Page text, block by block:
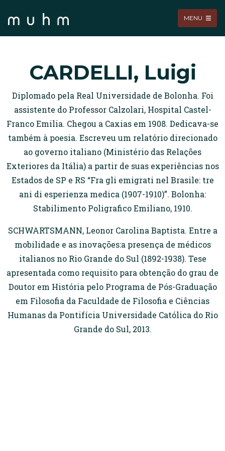
MENU
CARDELLI, Luigi
Diplomado pela Real Universidade de Bolonha. Foi
assistente do Professor Calzolari, Hospital Castel-
Franco Emilia. Chegou a Caxias em 1908. Dedicava-se
também à poesia. Escreveu um relatório direcionado
ao governo italiano (Ministério das Relações
Exteriores da Itália) a partir de suas experiências nos
Estados de SP e RS “Fra gli emigrati nel Brasile: tre
ani di esperienza medica (1907-1910)”. Bolonha:
Stabilimento Poligrafico Emiliano, 1910.
SCHWARTSMANN, Leonor Carolina Baptista. Entre a
mobilidade e as inovações:a presença de médicos
italianos no Rio Grande do Sul (1892-1938). Tese
apresentada como requisito para obtenção do grau de
Doutor em História pelo Programa de Pós-Graduação
em Filosofia da Faculdade de Filosofia e Ciências
Humanas da Pontifícia Universidade Católica do Rio
Grande do Sul, 2013.